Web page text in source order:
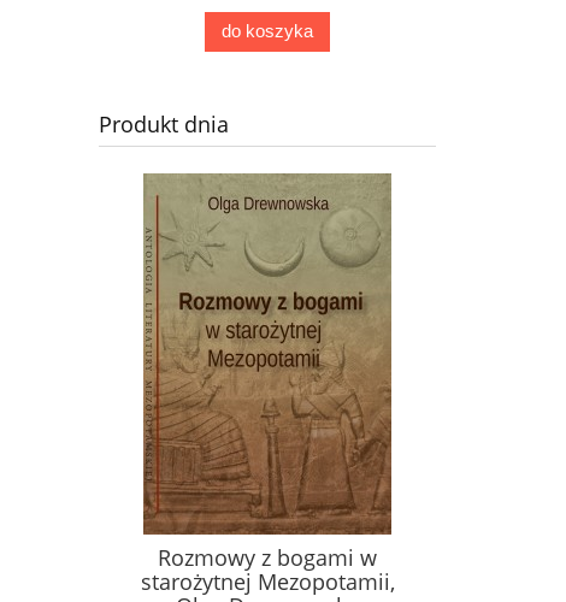
do koszyka
Produkt dnia
Rozmowy z bogami w
starożytnej Mezopotamii,